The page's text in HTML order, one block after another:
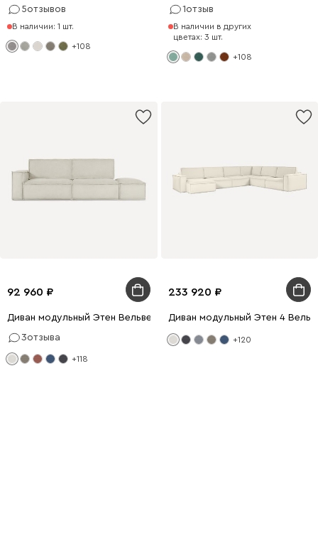
5отзывов
В наличии: 1 шт.
+108
1отзыв
В наличии в других
цветах: 3 шт.
+108
92 960
Диван модульный Этен Вельвет Молочный
3отзыва
+118
233 920
Диван модульный Этен 4
+120